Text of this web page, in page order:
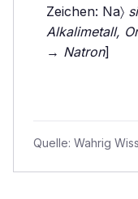
Zeichen: Na〉
Alkalimetall,
→ Natron]
Quelle: Wahrig